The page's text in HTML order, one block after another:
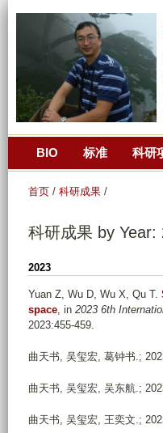
BIO 标准 科研
首页 / 科研成果 /
科研成果 by Year:
2023
Yuan Z, Wu D, Wu X, Qu T.
space, in 2023 6th
2023:455-459.
曲天书, 吴玺宏, 葛钟书.;
曲天书, 吴玺宏, 吴东航.;
曲天书, 吴玺宏, 王奕文.;